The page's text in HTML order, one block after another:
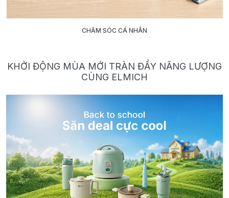
CHĂM SÓC CÁ NHÂN
KHỞI ĐỘNG MÙA MỚI TRÀN ĐẦY NĂNG LƯỢNG
CÙNG ELMICH